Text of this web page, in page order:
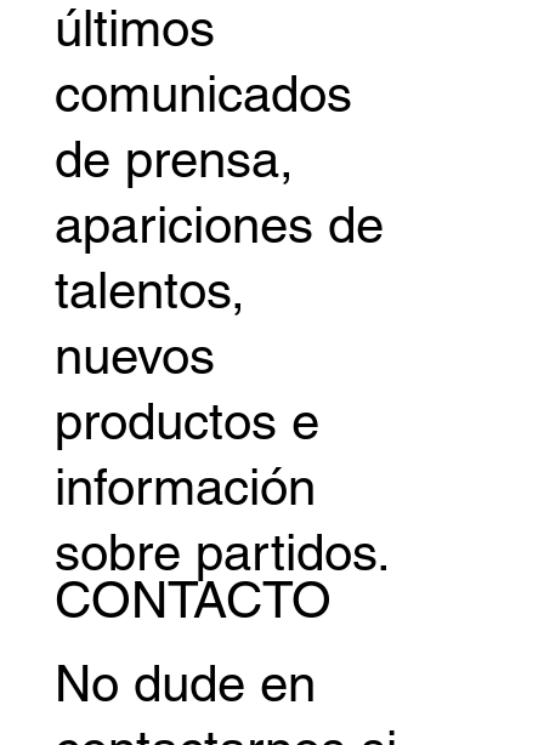
últimos
comunicados
de prensa,
apariciones de
talentos,
nuevos
productos e
información
sobre partidos.
CONTACTO
No dude en